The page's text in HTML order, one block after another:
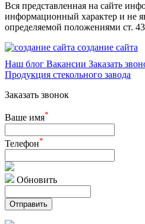
Вся представленная на сайте
информационный характер и не
определяемой положениями ст.
создание сайта
Наш блог Вакансии Заказать
Продукция стекольного завода
Заказать звонок
Ваше имя*
Телефон*
Обновить